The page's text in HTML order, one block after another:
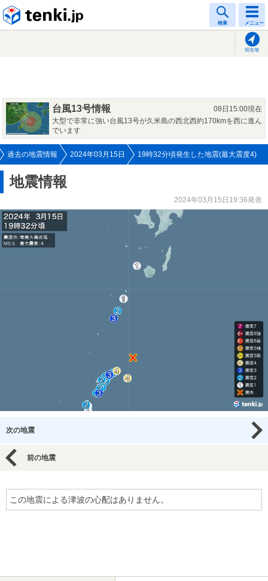
検索 メニュー
現在地
台風13号情報
08日15:00現在
大型で非常に強い台風13号が久米島の西北西約170kmを西に進ん
でいます
過去の地震情報 2024年03月15日 19時32分頃発生した地震(最大震度4)
地震情報
2024年03月15日19:36発表
次の地震
前の地震
この地震による津波の心配はありません。